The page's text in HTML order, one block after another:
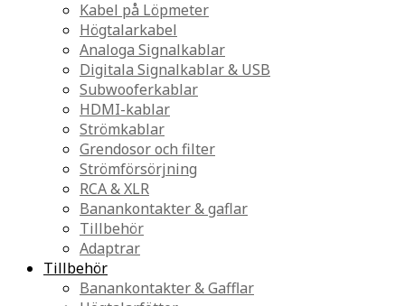
Kabel på Löpmeter
Högtalarkabel
Analoga Signalkablar
Digitala Signalkablar & USB
Subwooferkablar
HDMI-kablar
Strömkablar
Grendosor och filter
Strömförsörjning
RCA & XLR
Banankontakter & gaflar
Tillbehör
Adaptrar
Tillbehör
Banankontakter & Gafflar